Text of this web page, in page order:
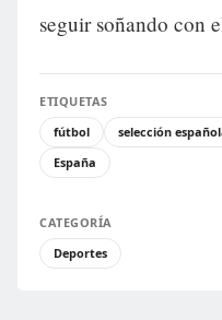
seguir soñando con
ETIQUETAS
fútbol
selección
España
CATEGORÍA
Deportes